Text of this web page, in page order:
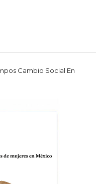
Cambio Social En